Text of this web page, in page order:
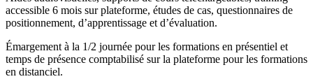
accessible 6 mois sur plateforme, études de cas, questionnaires de
positionnement, d’apprentissage et d’évaluation.
Émargement à la 1/2 journée pour les formations en présentiel et
temps de présence comptabilisé sur la plateforme pour les formations
en distanciel.